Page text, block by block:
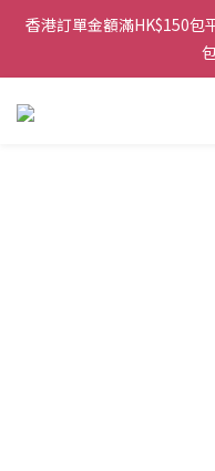
香港訂單金額滿HK$150包
香港訂單金額滿HK$150包
【網店限定！】指定清貨
香港訂單金額滿HK$150